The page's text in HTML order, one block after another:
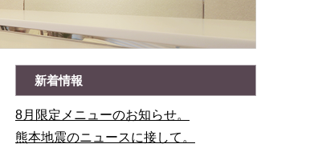
新着情報
8月限定メニューのお知らせ。
熊本地震のニュースに接して。